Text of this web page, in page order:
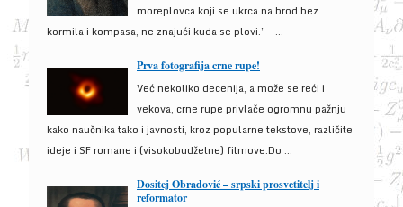
moreplovca koji se ukrca na brod bez
kormila i kompasa, ne znajući kuda se plovi.” - ...
Prva fotografija crne rupe!
Već nekoliko decenija, a može se reći i
vekova, crne rupe privlače ogromnu pažnju
kako naučnika tako i javnosti, kroz popularne tekstove, različite
ideje i SF romane i (visokobudžetne) filmove.Do ...
Dositej Obradović – srpski prosvetitelj i
reformator